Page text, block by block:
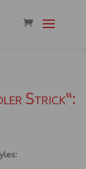
Strick“: